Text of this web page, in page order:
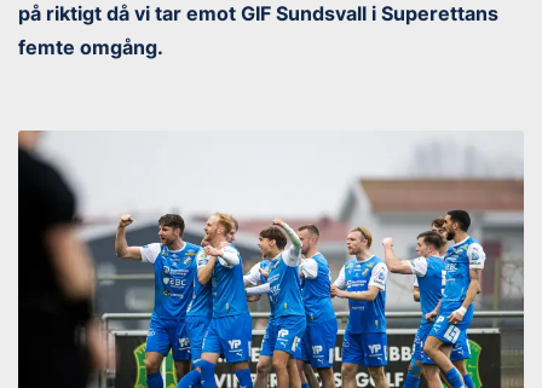
på riktigt då vi tar emot GIF Sundsvall i Superettans
femte omgång.